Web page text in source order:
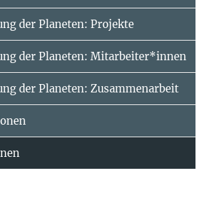
der Planeten: Projekte
der Planeten: Mitarbeiter*innen
der Planeten: Zusammenarbeit